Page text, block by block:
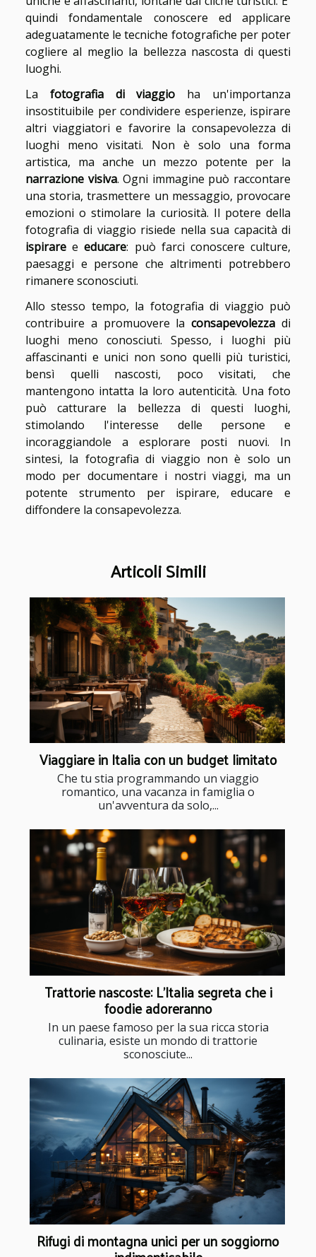
quindi fondamentale conoscere ed applicare
adeguatamente le tecniche fotografiche per poter
cogliere al meglio la bellezza nascosta di questi
luoghi.
La fotografia di viaggio ha un'importanza
insostituibile per condividere esperienze, ispirare
altri viaggiatori e favorire la consapevolezza di
luoghi meno visitati. Non è solo una forma
artistica, ma anche un mezzo potente per la
narrazione visiva. Ogni immagine può raccontare
una storia, trasmettere un messaggio, provocare
emozioni o stimolare la curiosità. Il potere della
fotografia di viaggio risiede nella sua capacità di
ispirare eeducare: può farci conoscere culture,
paesaggi e persone che altrimenti potrebbero
rimanere sconosciuti.
Allo stesso tempo, la fotografia di viaggio può
contribuire a promuovere laconsapevolezza di
luoghi meno conosciuti. Spesso, i luoghi più
affascinanti e unici non sono quelli più turistici,
bensì quelli nascosti, poco visitati, che
mantengono intatta la loro autenticità. Una foto
può catturare la bellezza di questi luoghi,
stimolando l'interesse delle persone e
incoraggiandole a esplorare posti nuovi. In
sintesi, la fotografia di viaggio non è solo un
modo per documentare i nostri viaggi, ma un
potente strumento per ispirare, educare e
diffondere la consapevolezza.
Articoli Simili
Viaggiare in Italia con un budget limitato
Che tu stia programmando un viaggio
romantico, una vacanza in famiglia o
un'avventura da solo,...
Trattorie nascoste: L'Italia segreta che i
foodie adoreranno
In un paese famoso per la sua ricca storia
culinaria, esiste un mondo di trattorie
sconosciute...
Rifugi di montagna unici per un soggiorno